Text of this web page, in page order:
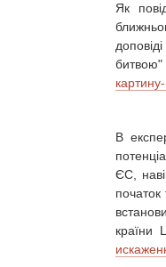
Як
В
ЄС,
країни